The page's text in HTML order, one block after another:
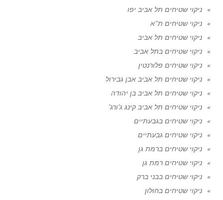
ניקוי שטיחים תל אביב יפו
ניקוי שטיחים ת"א
ניקוי שטיחים תל אביב
ניקוי שטיחים בתל אביב
ניקוי שטיחים פלורנטין
ניקוי שטיחים תל אביב אבן גבירול
ניקוי שטיחים תל אביב בן יהודה
ניקוי שטיחים תל אביב קינג ג'ורג'
ניקוי שטיחים בגבעתיים
ניקוי שטיחים גבעתיים
ניקוי שטיחים ברמת גן
ניקוי שטיחים רמת גן
ניקוי שטיחים בבני ברק
ניקוי שטיחים בחולון